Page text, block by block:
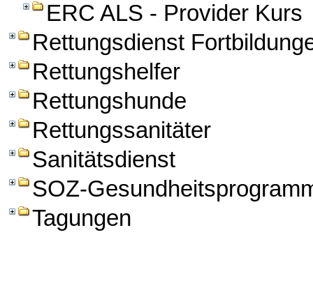
ERC ALS - Provider Kurs
Rettungsdienst
Rettungshelfer
Rettungshunde
Rettungssanitäter
Sanitätsdienst
SOZ-
Tagungen